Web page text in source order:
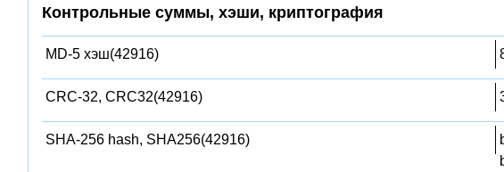
Контрольные суммы, хэши, криптография
MD-5 хэш(42916)
CRC-32, CRC32(42916)
SHA-256 hash, SHA256(42916)